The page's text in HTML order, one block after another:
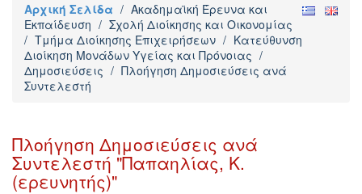
Αρχική Σελίδα / Ακαδημαϊκή Έρευνα και
Εκπαίδευση / Σχολή Διοίκησης και Οικονομίας
/ Τμήμα Διοίκησης Επιχειρήσεων / Κατεύθυνση
Διοίκηση Μονάδων Υγείας και Πρόνοιας /
Δημοσιεύσεις / Πλοήγηση Δημοσιεύσεις ανά
Συντελεστή
Πλοήγηση Δημοσιεύσεις ανά
Συντελεστή "Παπαηλίας, Κ.
(ερευνητής)"